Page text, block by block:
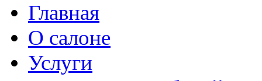
Главная
О салоне
Услуги